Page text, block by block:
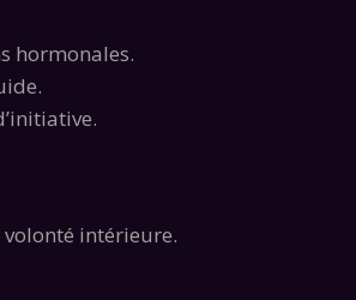
hormonales.
volonté intérieure.